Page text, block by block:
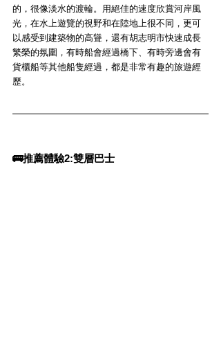
的，很像淡水的渡輪。用絕佳的速度欣賞河岸風
光，在水上遊覽的視野和在陸地上很不同，更可
以感受到建築物的高聳，還有胡志明市快速成長
繁榮的氛圍，有時船會經過橋下、有時旁邊會有
貨櫃船等其他船隻經過，都是非常有趣的旅遊經
歷。
🚌推薦體驗2:雙層巴士